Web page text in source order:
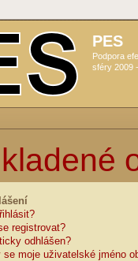
PES
Podpora
sféry 2009
registrovat?
odhlášen?
moje uživatelské jméno